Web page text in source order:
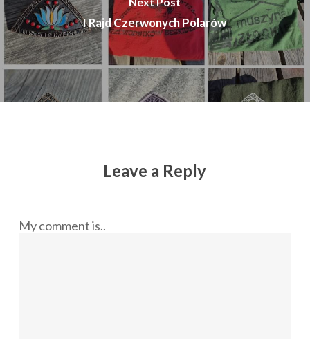
I Rajd Czerwonych Polarów
Leave a Reply
My comment is..